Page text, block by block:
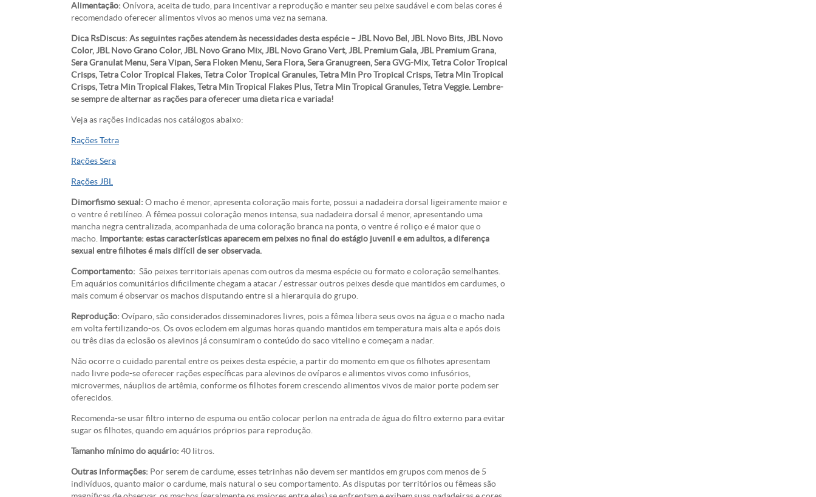
Alimentação: Onívora, aceita de tudo, para incentivar a reprodução e manter seu peixe saudável e com belas cores é
recomendado oferecer alimentos vivos ao menos uma vez na semana.
Dica RsDiscus: As seguintes rações atendem às necessidades desta espécie – JBL Novo Bel, JBL Novo Bits, JBL Novo
Color, JBL Novo Grano Color, JBL Novo Grano Mix, JBL Novo Grano Vert, JBL Premium Gala, JBL Premium Grana,
Sera Granulat Menu, Sera Vipan, Sera Floken Menu, Sera Flora, Sera Granugreen, Sera GVG-Mix, Tetra Color Tropical
Crisps, Tetra Color Tropical Flakes, Tetra Color Tropical Granules, Tetra Min Pro Tropical Crisps, Tetra Min Tropical
Crisps, Tetra Min Tropical Flakes, Tetra Min Tropical Flakes Plus, Tetra Min Tropical Granules, Tetra Veggie. Lembre-
se sempre de alternar as rações para oferecer uma dieta rica e variada!
Veja as rações indicadas nos catálogos abaixo:
Rações Tetra
Rações Sera
Rações JBL
Dimorfismo sexual: O macho é menor, apresenta coloração mais forte, possui a nadadeira dorsal ligeiramente maior e
o ventre é retilíneo. A fêmea possui coloração menos intensa, sua nadadeira dorsal é menor, apresentando uma
mancha negra centralizada, acompanhada de uma coloração branca na ponta, o ventre é roliço e é maior que o
macho. Importante: estas características aparecem em peixes no final do estágio juvenil e em adultos, a diferença
sexual entre filhotes é mais difícil de ser observada.
Comportamento: São peixes territoriais apenas com outros da mesma espécie ou formato e coloração semelhantes.
Em aquários comunitários dificilmente chegam a atacar / estressar outros peixes desde que mantidos em cardumes, o
mais comum é observar os machos disputando entre si a hierarquia do grupo.
Reprodução: Ovíparo, são considerados disseminadores livres, pois a fêmea libera seus ovos na água e o macho nada
em volta fertilizando-os. Os ovos eclodem em algumas horas quando mantidos em temperatura mais alta e após dois
ou três dias da eclosão os alevinos já consumiram o conteúdo do saco vitelino e começam a nadar.
Não ocorre o cuidado parental entre os peixes desta espécie, a partir do momento em que os filhotes apresentam
nado livre pode-se oferecer rações específicas para alevinos de ovíparos e alimentos vivos como infusórios,
microvermes, náuplios de artêmia, conforme os filhotes forem crescendo alimentos vivos de maior porte podem ser
oferecidos.
Recomenda-se usar filtro interno de espuma ou então colocar perlon na entrada de água do filtro externo para evitar
sugar os filhotes, quando em aquários próprios para reprodução.
Tamanho mínimo do aquário: 40 litros.
Outras informações: Por serem de cardume, esses tetrinhas não devem ser mantidos em grupos com menos de 5
indivíduos, quanto maior o cardume, mais natural o seu comportamento. As disputas por territórios ou fêmeas são